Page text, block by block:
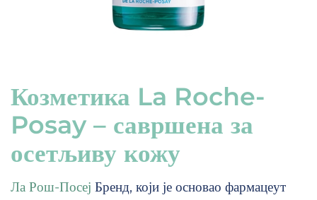
Козметика La Roche-
Posay – савршена за
осетљиву кожу
Ла Рош-Посеј Бренд, који је основао фармацеут